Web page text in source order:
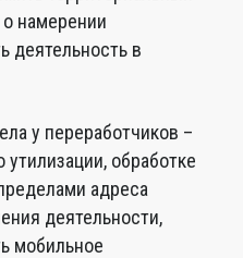
намерении
деятельность в
у переработчиков –
обработке
адреса
деятельности,
мобильное